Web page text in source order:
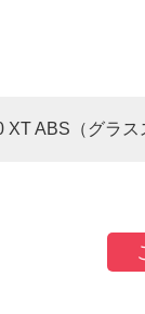
XT ABS（グラ